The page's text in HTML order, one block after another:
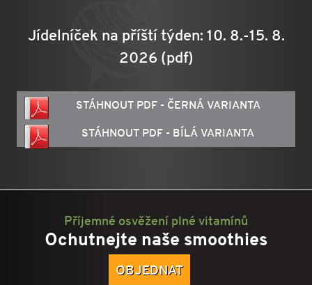
Jídelníček na příští týden: 10. 8.-15. 8.
2026 (pdf)
STÁHNOUT PDF - ČERNÁ VARIANTA
STÁHNOUT PDF - BÍLÁ VARIANTA
Příjemné osvěžení plné vitamínů
Ochutnejte naše smoothies
OBJEDNAT